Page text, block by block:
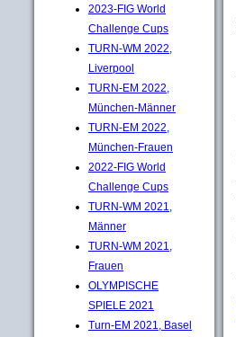
2023-FIG World
Challenge Cups
TURN-WM 2022,
Liverpool
TURN-EM 2022,
München-Männer
TURN-EM 2022,
München-Frauen
2022-FIG World
Challenge Cups
TURN-WM 2021,
Männer
TURN-WM 2021,
Frauen
OLYMPISCHE
SPIELE 2021
Turn-EM 2021, Basel